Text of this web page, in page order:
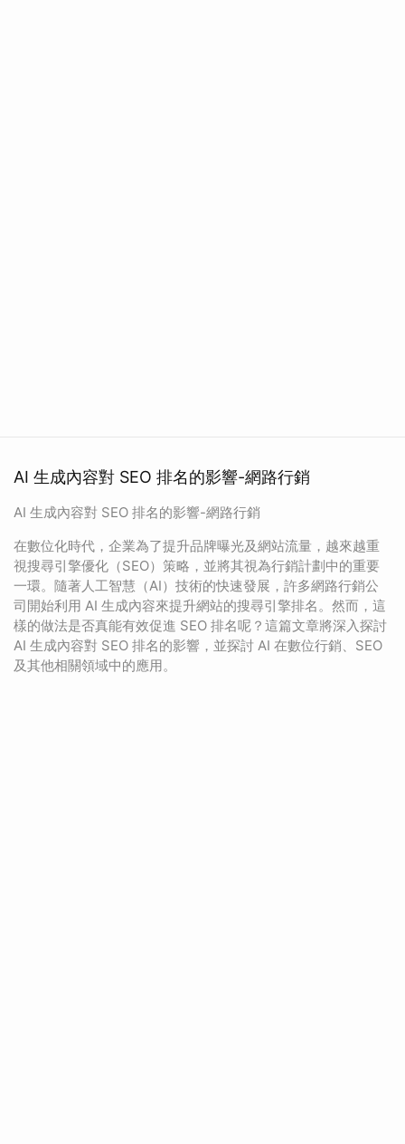
AI 生成內容對 SEO 排名的影響-網路行銷
AI 生成內容對 SEO 排名的影響-網路行銷
在數位化時代，企業為了提升品牌曝光及網站流量，越來越重
視搜尋引擎優化（SEO）策略，並將其視為行銷計劃中的重要
一環。隨著人工智慧（AI）技術的快速發展，許多網路行銷公
司開始利用 AI 生成內容來提升網站的搜尋引擎排名。然而，這
樣的做法是否真能有效促進 SEO 排名呢？這篇文章將深入探討
AI 生成內容對 SEO 排名的影響，並探討 AI 在數位行銷、SEO
及其他相關領域中的應用。